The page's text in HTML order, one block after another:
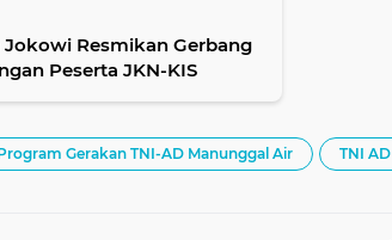
Resmikan Gerbang
Peserta JKN-KIS
Gerakan TNI-AD Manunggal Air TNI AD